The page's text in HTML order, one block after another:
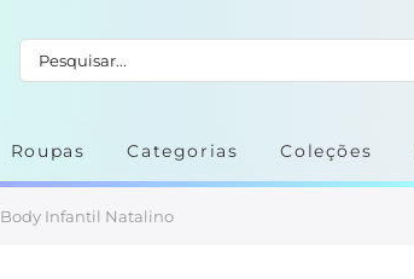
Roupas Categorias Coleções
Body Infantil Natalino